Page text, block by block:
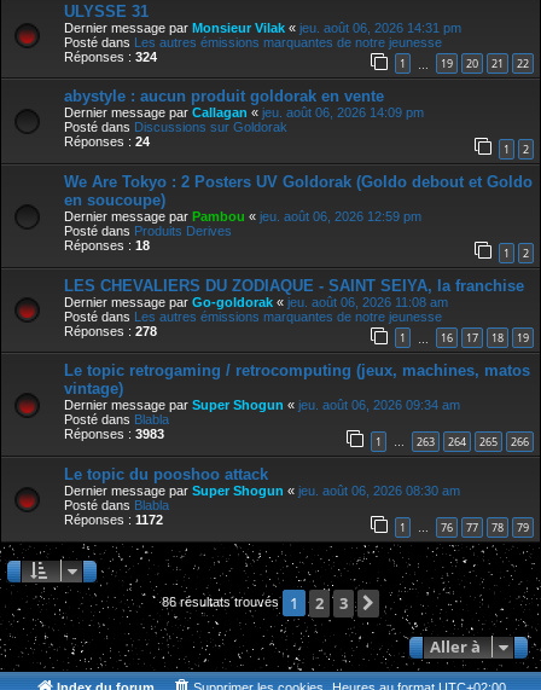
ULYSSE 31
Dernier message par Monsieur Vilak « jeu. août 06, 2026 14:31 pm
Posté dans Les autres émissions marquantes de notre jeunesse
Réponses : 324 1 19 20 21 22
abystyle : aucun produit goldorak en vente
Dernier message par Callagan « jeu. août 06, 2026 14:09 pm
Posté dans Discussions sur Goldorak
Réponses : 24 1 2
We Are Tokyo : 2 Posters UV Goldorak (Goldo debout et Goldo
en soucoupe)
Dernier message par Pambou « jeu. août 06, 2026 12:59 pm
Posté dans Produits Derives
Réponses : 18 1 2
LES CHEVALIERS DU ZODIAQUE - SAINT SEIYA, la franchise
Dernier message par Go-goldorak « jeu. août 06, 2026 11:08 am
Posté dans Les autres émissions marquantes de notre jeunesse
Réponses : 278 1 16 17 18 19
Le topic retrogaming / retrocomputing (jeux, machines, matos
vintage)
Dernier message par Super Shogun « jeu. août 06, 2026 09:34 am
Posté dans Blabla
Réponses : 3983 1 … 263 264 265 266
Le topic du pooshoo attack
Dernier message par Super Shogun « jeu. août 06, 2026 08:30 am
Posté dans Blabla
Réponses : 1172 1 … 76 77 78 79
86 résultats trouvés 1 2 3
Suivante
Aller à